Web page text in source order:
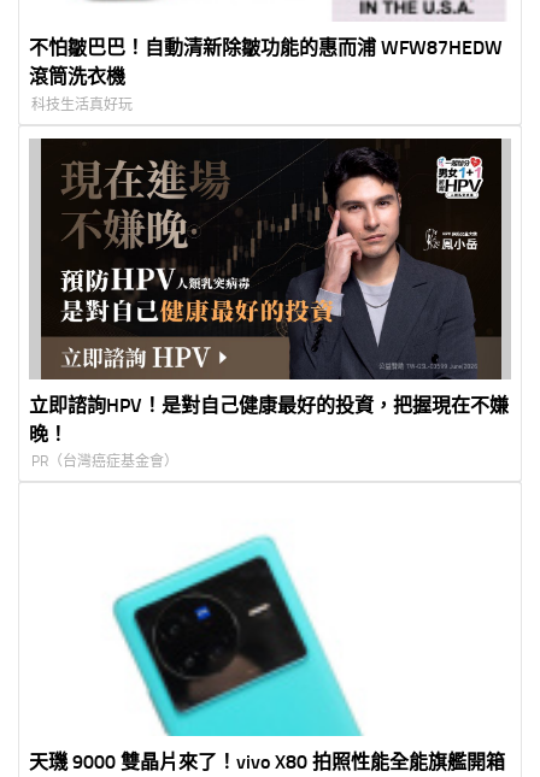
不怕皺巴巴！自動清新除皺功能的惠而浦 WFW87HEDW
滾筒洗衣機
科技生活真好玩
立即諮詢HPV！是對自己健康最好的投資，把握現在不嫌
晚！
PR（台灣癌症基金會）
天璣 9000 雙晶片來了！vivo X80 拍照性能全能旗艦開箱